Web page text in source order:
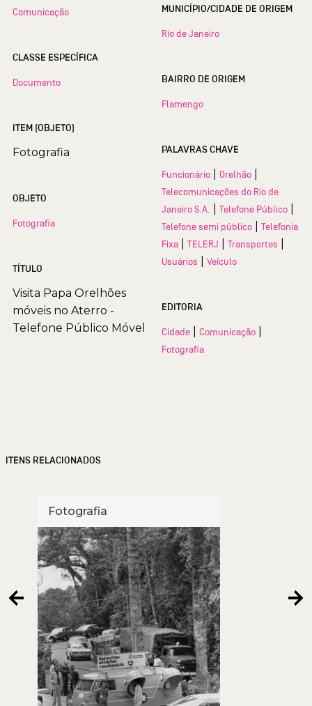
Comunicação
CLASSE ESPECÍFICA
Documento
ITEM (OBJETO)
Fotografia
OBJETO
Fotografia
TÍTULO
Visita Papa Orelhões
móveis no Aterro -
Telefone Público Móvel
MUNICÍPIO/CIDADE DE ORIGEM
Rio de Janeiro
BAIRRO DE ORIGEM
Flamengo
PALAVRAS CHAVE
Funcionário Orelhão
Telecomunicações do Rio de
Janeiro S.A.
Telefone Público
Telefone semi público
Telefonia
Fixa
TELERJ Transportes
Usuários Veículo
EDITORIA
Cidade Comunicação
Fotografia
ITENS RELACIONADOS
Fotografia